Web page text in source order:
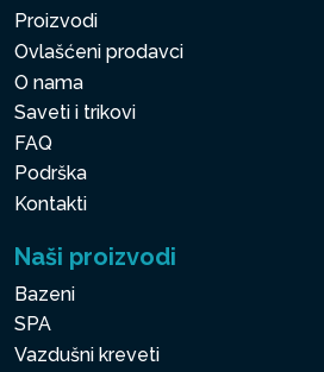
Proizvodi
Ovlašćeni prodavci
O nama
Saveti i trikovi
FAQ
Podrška
Kontakti
Naši proizvodi
Bazeni
SPA
Vazdušni kreveti